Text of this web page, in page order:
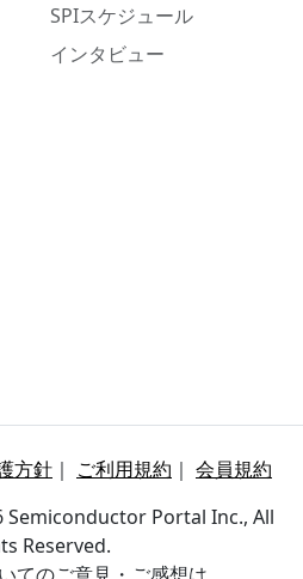
SPIスケジュール
インタビュー
方針 ｜ ご利用規約 ｜ 会員規約
Semiconductor Portal Inc., All
Reserved.